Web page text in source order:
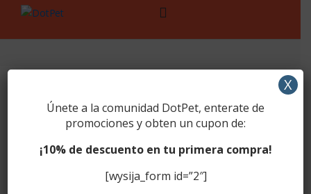
navigation
content
Best Selling
Products
[best_selling_products per_page="8"
Únete a la comunidad DotPet, enterate de
promociones y obten un cupon de:
¡10% de descuento en tu primera compra!
[wysija_form id=”2″]
X